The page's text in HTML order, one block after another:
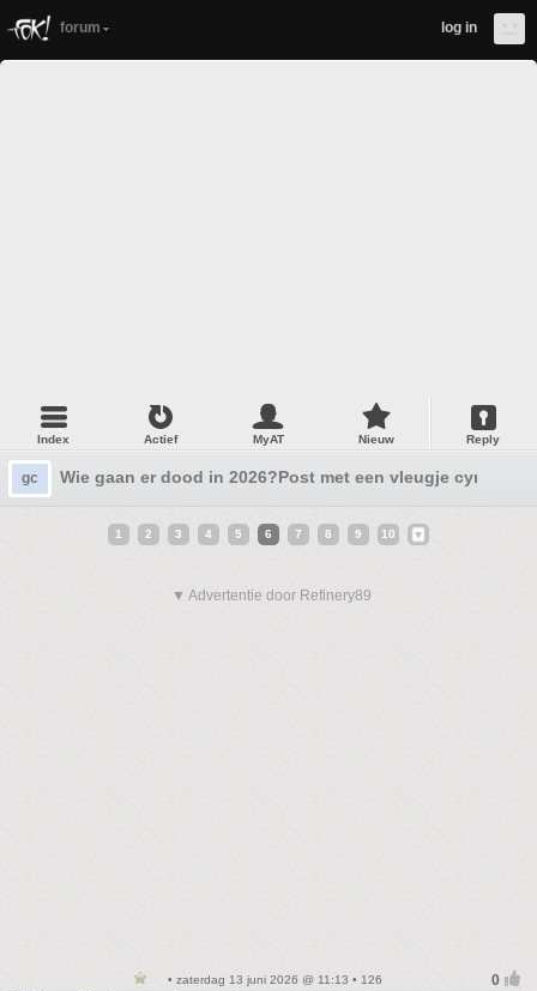
forum log in
Index Actief MyAT Nieuw Reply
gc Wie gaan er dood in 2026?Post met een vleugje cynisme
1 2 3 4 5 6 7 8 9 10
▼ Advertentie door Refinery89
• zaterdag 13 juni 2026 @ 11:13 • 126